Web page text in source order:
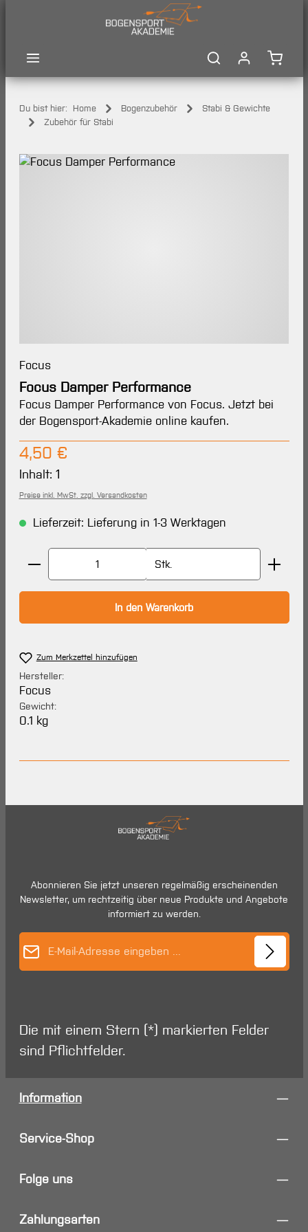
Du bist hier: Home Bogenzubehör
Stabi & Gewichte
Zubehör für Stabi
Bildergalerie überspringen
Focus
Focus Damper Performance
Focus Damper Performance von Focus. Jetzt bei
der Bogensport-Akademie online kaufen.
Regulärer Preis:
4,50 €
Inhalt: 1
Preise inkl. MwSt. zzgl. Versandkosten
Lieferzeit: Lieferung in 1-3 Werktagen
Produkt Anzahl: Gib den gewünschten Wert ein
Stk.
In den Warenkorb
Zum Merkzettel hinzufügen
Hersteller:
Focus
Gewicht:
0.1 kg
Abonnieren Sie jetzt unseren regelmäßig erscheinenden
Newsletter, um rechtzeitig über neue Produkte und Angebote
informiert zu werden.
Die mit einem Stern (*) markierten Felder
sind Pflichtfelder.
Information
Service-Shop
Folge uns
Zahlungsarten